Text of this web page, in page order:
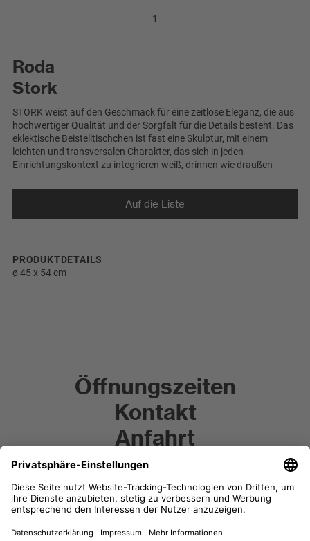
1
Roda
Stork
STORK weist auf den Geschmack für eine zeitlose Eleganz, die aus
hochwertiger Qualität und der Sorgfalt für die Details besteht. Das
eklektische Beistelltischchen ist fast eine Skulptur, mit einem
leichten und transversalen Charakter, das sich in jeden
Einrichtungskontext zu integrieren weiß, drinnen wie draußen
PRODUKTDETAILS
ø 45 x 54 cm
Öffnungszeiten
Kontakt
Anfahrt
Anfrage
Newsletter-Anmeldung
Instagram